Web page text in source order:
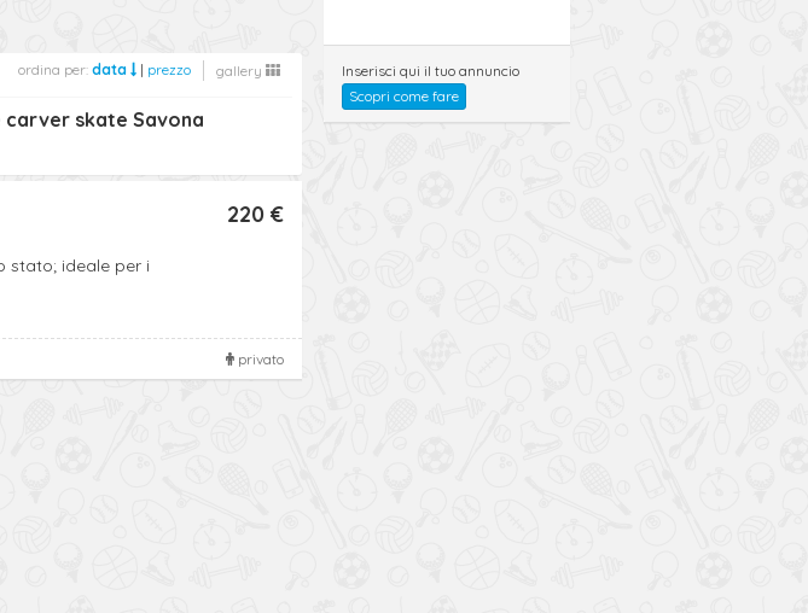
ordina per: data | prezzo gallery
skate Savona
stato; ideale per i
220 €
privato
Inserisci qui il tuo annuncio
Scopri come fare